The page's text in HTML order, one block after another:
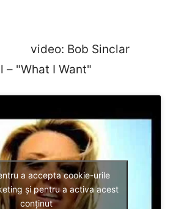
Sinclar
– "What I Want"
a accepta cookie-urile
și pentru a activa acest
conținut